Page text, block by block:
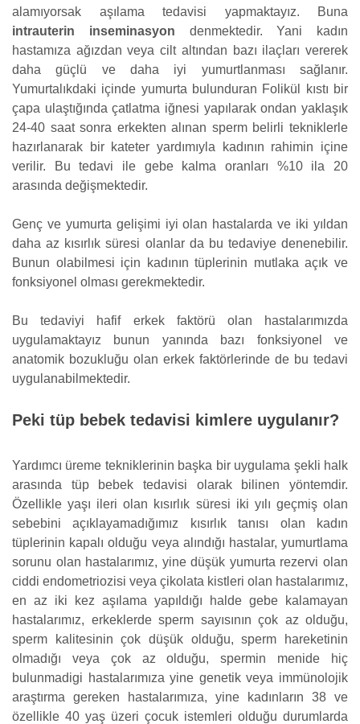
alamıyorsak aşılama tedavisi yapmaktayız. Buna
intrauterin inseminasyon denmektedir. Yani kadın
hastamıza ağızdan veya cilt altından bazı ilaçları vererek
daha güçlü ve daha iyi yumurtlanması sağlanır.
Yumurtalıkdaki içinde yumurta bulunduran Folikül kıstı bir
çapa ulaştığında çatlatma iğnesi yapılarak ondan yaklaşık
24-40 saat sonra erkekten alınan sperm belirli tekniklerle
hazırlanarak bir kateter yardımıyla kadının rahimin içine
verilir. Bu tedavi ile gebe kalma oranları %10 ila 20
arasında değişmektedir.
Genç ve yumurta gelişimi iyi olan hastalarda ve iki yıldan
daha az kısırlık süresi olanlar da bu tedaviye denenebilir.
Bunun olabilmesi için kadının tüplerinin mutlaka açık ve
fonksiyonel olması gerekmektedir.
Bu tedaviyi hafif erkek faktörü olan hastalarımızda
uygulamaktayız bunun yanında bazı fonksiyonel ve
anatomik bozukluğu olan erkek faktörlerinde de bu tedavi
uygulanabilmektedir.
Peki tüp bebek tedavisi kimlere uygulanır?
Yardımcı üreme tekniklerinin başka bir uygulama şekli halk
arasında tüp bebek tedavisi olarak bilinen yöntemdir.
Özellikle yaşı ileri olan kısırlık süresi iki yılı geçmiş olan
sebebini açıklayamadığımız kısırlık tanısı olan kadın
tüplerinin kapalı olduğu veya alındığı hastalar, yumurtlama
sorunu olan hastalarımız, yine düşük yumurta rezervi olan
ciddi endometriozisi veya çikolata kistleri olan hastalarımız,
en az iki kez aşılama yapıldığı halde gebe kalamayan
hastalarımız, erkeklerde sperm sayısının çok az olduğu,
sperm kalitesinin çok düşük olduğu, sperm hareketinin
olmadığı veya çok az olduğu, spermin menide hiç
bulunmadigi hastalarımıza yine genetik veya immünolojik
araştırma gereken hastalarımıza, yine kadınların 38 ve
özellikle 40 yaş üzeri çocuk istemleri olduğu durumlarda